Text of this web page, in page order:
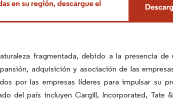
fragmentada, debido a la presencia
adquisición y asociación de las
por las empresas líderes para impulsar su
del país incluyen Cargill, Incorporated, Tate